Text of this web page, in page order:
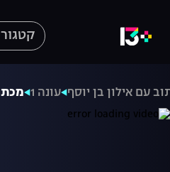
עם אילון בן יוסף עונה 1